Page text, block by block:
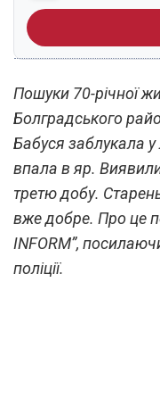
Пошуки 70-річної
Болградського
Бабуся заблукала у
впала в яр. Виявили
третю добу.
вже добре. Про це
INFORM”,
поліції.